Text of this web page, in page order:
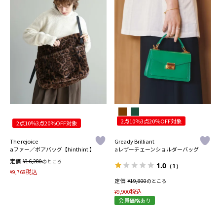
2点10％3点20％OFF対象
The rejoice
aファー／ボアバッグ【hinthint 】
定価 ¥16,280のところ
¥9,768税込
2点10％3点20％OFF対象
Gready Brilliant
aレザーチェーンショルダーバッグ
1.0 （1）
定価 ¥19,800のところ
¥9,900税込
会員価格あり